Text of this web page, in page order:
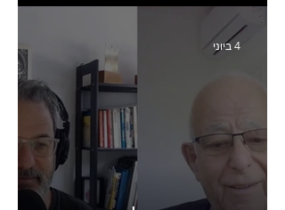
מנכ״לית באומן בר ריבנאי
4 ביוני